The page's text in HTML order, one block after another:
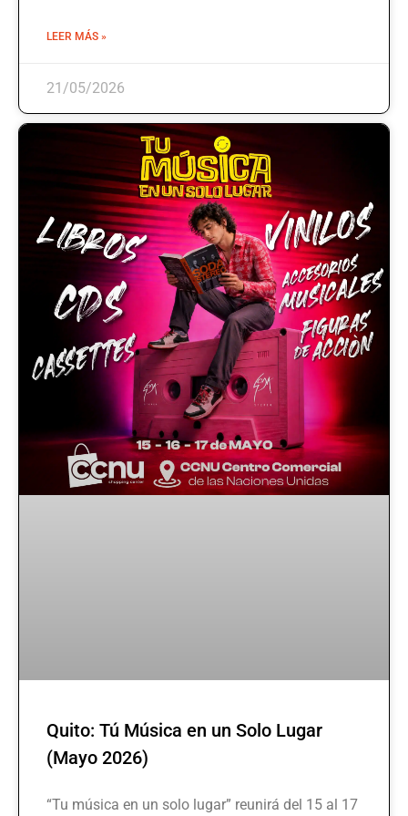
LEER MÁS »
21/05/2026
Quito: Tú Música en un Solo Lugar
(Mayo 2026)
“Tu música en un solo lugar” reunirá del 15 al 17